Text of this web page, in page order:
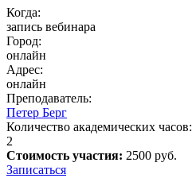
Когда:
запись вебинара
Город:
онлайн
Адрес:
онлайн
Преподаватель:
Петер Берг
Количество академических часов:
2
Стоимость участия: 2500 руб.
Записаться